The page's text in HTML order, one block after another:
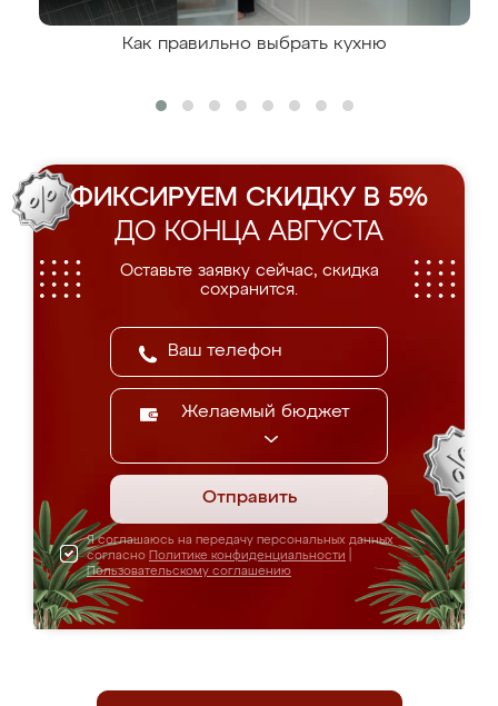
Как правильно выбрать кухню
ФИКСИРУЕМ СКИДКУ В 5%
ДО КОНЦА АВГУСТА
Оставьте заявку сейчас, скидка
сохранится.
Желаемый бюджет
Отправить
Я соглашаюсь на передачу персональных данных
согласно Политике конфиденциальности
Пользовательскому соглашению